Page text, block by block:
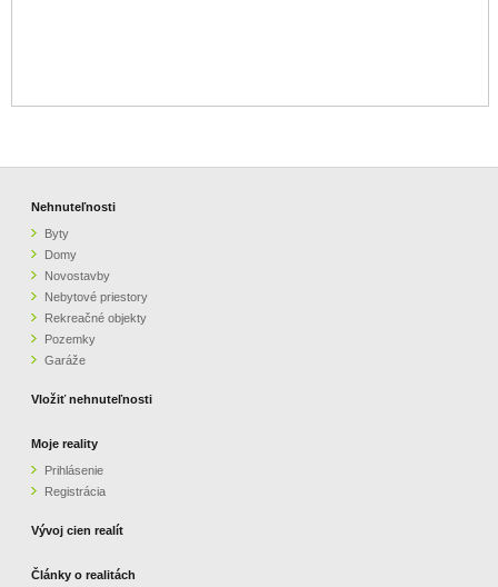
Nehnuteľnosti
Byty
Domy
Novostavby
Nebytové priestory
Rekreačné objekty
Pozemky
Garáže
Vložiť nehnuteľnosti
Moje reality
Prihlásenie
Registrácia
Vývoj cien realít
Články o realitách